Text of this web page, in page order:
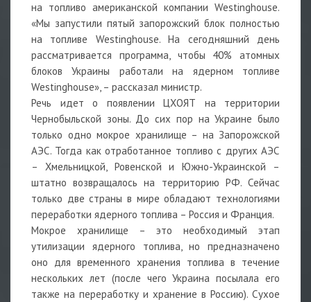
на топливо американской компании Westinghouse.
«Мы запустили пятый запорожский блок полностью
на топливе Westinghouse. На сегодняшний день
рассматривается программа, чтобы 40% атомных
блоков Украины работали на ядерном топливе
Westinghouse», – рассказал министр.
Речь идет о появлении ЦХОЯТ на территории
Чернобыльской зоны. До сих пор на Украине было
только одно мокрое хранилище – на Запорожской
АЭС. Тогда как отработанное топливо с других АЭС
– Хмельницкой, Ровенской и Южно-Украинской –
штатно возвращалось на территорию РФ. Сейчас
только две страны в мире обладают технологиями
переработки ядерного топлива – Россия и Франция.
Мокрое хранилище – это необходимый этап
утилизации ядерного топлива, но предназначено
оно для временного хранения топлива в течение
нескольких лет (после чего Украина посылала его
также на переработку и хранение в Россию). Сухое